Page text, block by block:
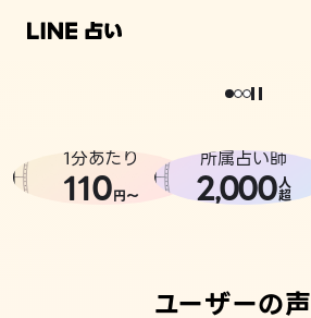
相談事例
どうせなら
。
1分あたり
110円〜
所属占い師
2,000人
超
ユーザーの声